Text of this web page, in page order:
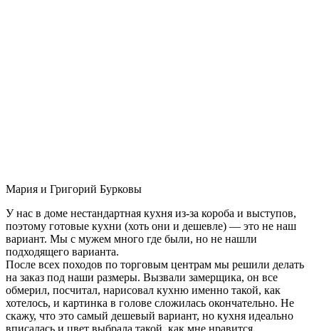
Мария и Григорий Бурковы
У нас в доме нестандартная кухня из-за короба и выступов,
поэтому готовые кухни (хоть они и дешевле) — это не наш
вариант. Мы с мужем много где были, но не нашли
подходящего варианта.
После всех походов по торговым центрам мы решили делать
на заказ под наши размеры. Вызвали замерщика, он все
обмерил, посчитал, нарисовал кухню именно такой, как
хотелось, и картинка в голове сложилась окончательно. Не
скажу, что это самый дешевый вариант, но кухня идеально
вписалась и цвет выбрала такой, как мне нравится.